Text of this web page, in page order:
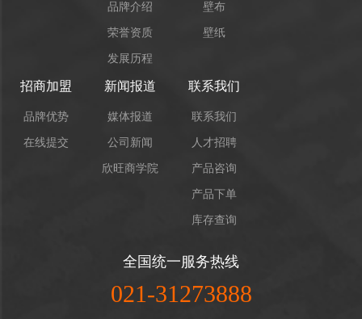
品牌介绍
荣誉资质
发展历程
壁布
壁纸
招商加盟
品牌优势
在线提交
新闻报道
媒体报道
公司新闻
欣旺商学院
联系我们
联系我们
人才招聘
产品咨询
产品下单
库存查询
全国统一服务热线
021-31273888